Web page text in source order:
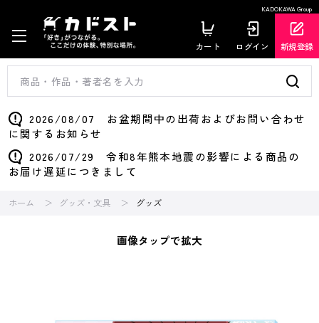
KADOKAWA Group
カート ログイン 新規登録
2026/08/07 お盆期間中の出荷およびお問い合わせ
に関するお知らせ
2026/07/29 令和8年熊本地震の影響による商品の
お届け遅延につきまして
ホーム グッズ・文具 グッズ
画像タップで拡大